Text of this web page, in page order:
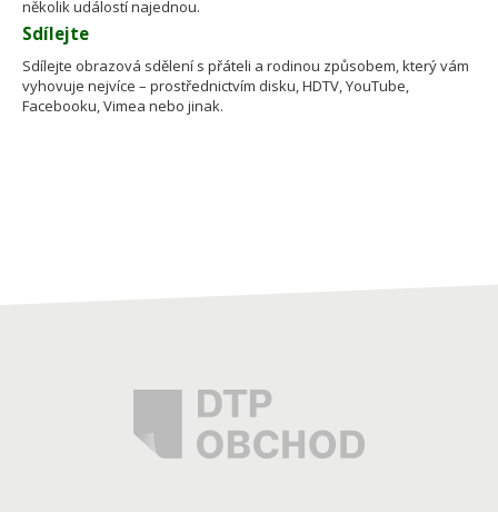
několik událostí najednou.
Sdílejte
Sdílejte obrazová sdělení s přáteli a rodinou způsobem, který vám
vyhovuje nejvíce – prostřednictvím disku, HDTV, YouTube,
Facebooku, Vimea nebo jinak.